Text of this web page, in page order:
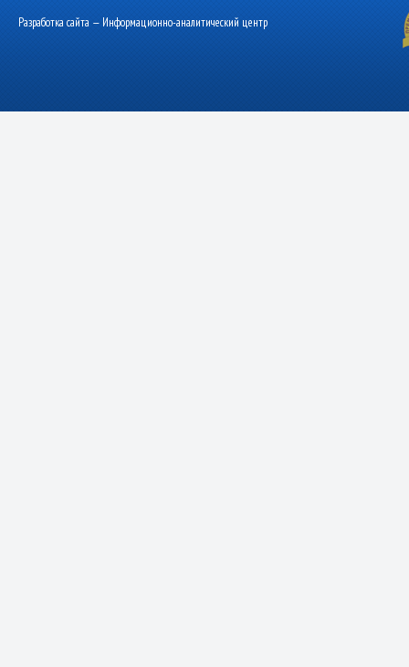
Разработка сайта — Информационно-аналитический центр